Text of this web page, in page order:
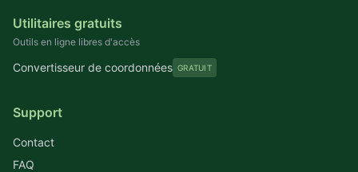
Utilitaires gratuits
Outils en ligne libres d'accès
Convertisseur de coordonnées GRATUIT
Support
Contact
FAQ